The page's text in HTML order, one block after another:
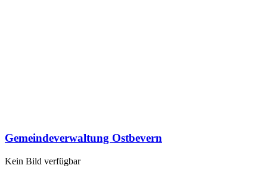
Gemeindeverwaltung Ostbevern
Kein Bild verfügbar